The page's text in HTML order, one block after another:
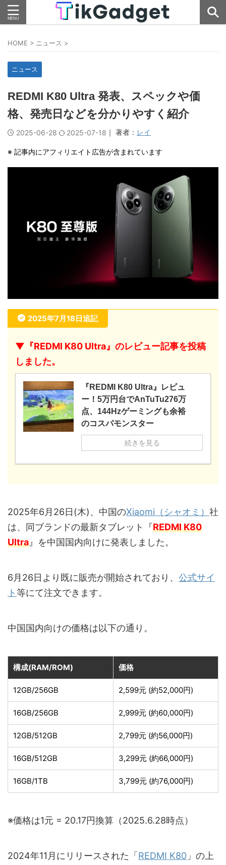
HOME > ニュース >
ニュース
REDMI K80 Ultra 発表、スペックや価
格、発売日などを分かりやすく紹介
2025-06-28 2025-07-18 ｜ 著者： レイ
※ 記事内にアフィリエイト広告が含まれています
2025年7月18日追記
▼『REDMI K80 Ultra』のレビュー記事を投稿
しました。
『REDMI K80 Ultra』レビュ
ー！5万円台でAnTuTu276万
点、144Hzゲーミングも余裕
のコスパモンスター
続きを見る
2025年6月26日(木)、中国のXiaomi（シャオミ） 社
は、同ブランドの最新タブレット『REDMI K80
Ultra』を中国国内向けに発表しました。
6月26日より既に販売が開始されており、 公式サイ
ト等にて注文できます。
中国国内向けの価格は以下の通り。
構成(RAM/ROM) 価格
12GB/256GB 2,599元 (約52,000円)
16GB/256GB 2,999元 (約60,000円)
12GB/512GB 2,799元 (約56,000円)
16GB/512GB 3,299元 (約66,000円)
16GB/1TB 3,799元 (約76,000円)
※価格は1元 = 20.17円換算（2025.6.28時点）
2024年11月にリリースされた「 REDMI K80 」の上